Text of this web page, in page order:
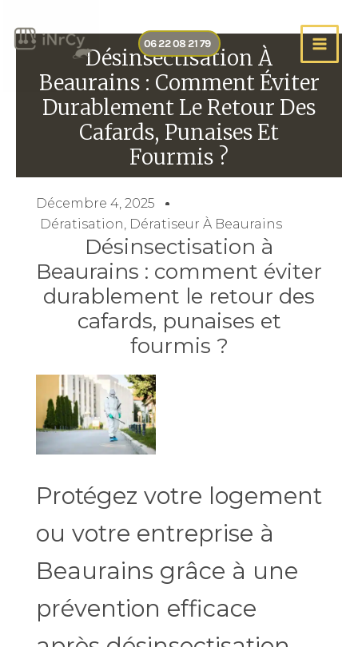
contenu
06 22 08 21 79
Désinsectisation À
Beaurains : Comment Éviter
Durablement Le Retour Des
Cafards, Punaises Et
Fourmis ?
Décembre 4, 2025
Dératisation, Dératiseur À Beaurains
Désinsectisation à
Beaurains : comment éviter
durablement le retour des
cafards, punaises et
fourmis ?
Protégez votre logement
ou votre entreprise à
Beaurains grâce à une
prévention efficace